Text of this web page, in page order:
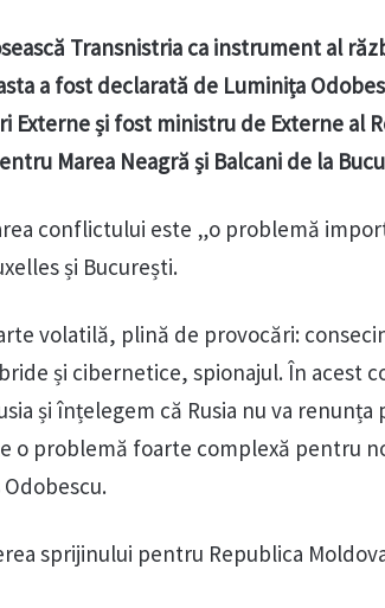
Transnistria ca instrument al
a fost declarată de Luminița
Externe și fost ministru de Externe al
Marea Neagră și Balcani de la
conflictului este „o problemă
și București.
volatilă, plină de provocări:
și cibernetice, spionajul. În acest
și înțelegem că Rusia nu va renunța
o problemă foarte complexă pentru
sprijinului pentru Republica